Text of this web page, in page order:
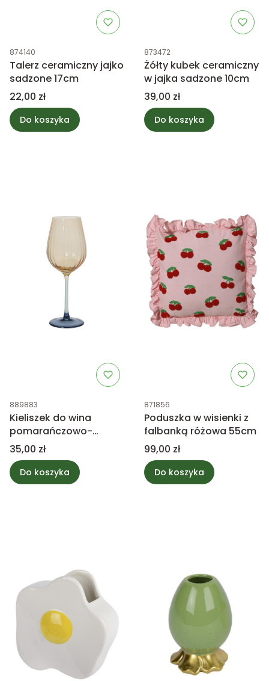
Kod produktu
874140
Talerz ceramiczny jajko
sadzone 17cm
Cena
22,00 zł
Do koszyka
Kod produktu
873472
Żółty kubek ceramiczny
w jajka sadzone 10cm
Cena
39,00 zł
Do koszyka
Kod produktu
889883
Kieliszek do wina
pomarańczowo-
niebieski, szklany 25cm
Cena
35,00 zł
Do koszyka
Kod produktu
871856
Poduszka w wisienki z
falbanką różowa 55cm
Cena
99,00 zł
Do koszyka